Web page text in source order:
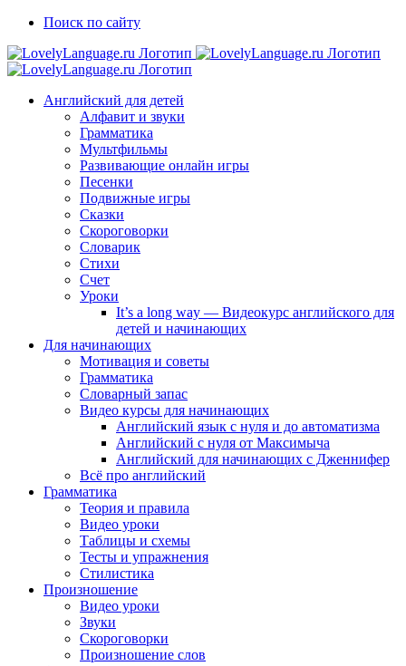
Skip
content
TelegramПоиск по сайту
Английский для детей
Алфавит и звуки
Грамматика
Мультфильмы
Развивающие онлайн игры
Песенки
Подвижные игры
Сказки
Скороговорки
Словарик
Стихи
Счет
Уроки
It’s a long way — Видеокурс английского для
детей и начинающих
Для начинающих
Мотивация и советы
Грамматика
Словарный запас
Видео курсы для начинающих
Английский язык с нуля и до автоматизма
Английский с нуля от Максимыча
Английский для начинающих с Дженнифер
Всё про английский
Грамматика
Теория и правила
Видео уроки
Таблицы и схемы
Тесты и упражнения
Стилистика
Произношение
Видео уроки
Звуки
Скороговорки
Произношение слов